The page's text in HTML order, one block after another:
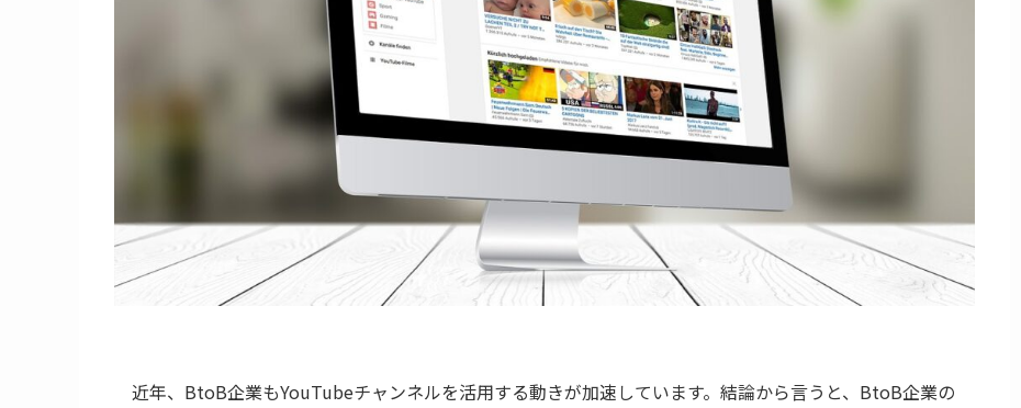
近年、BtoB企業もYouTubeチャンネルを活用する動きが加速しています。結論から言うと、BtoB企業の